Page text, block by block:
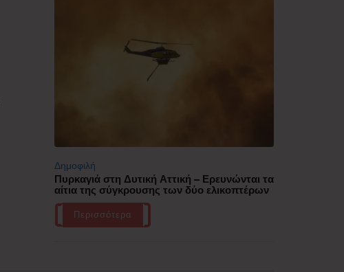
Δημοφιλή
Πυρκαγιά στη Δυτική Αττική – Ερευνώνται τα
αίτια της σύγκρουσης των δύο ελικοπτέρων
Περισσότερα